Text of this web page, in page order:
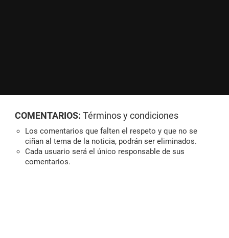
COMENTARIOS: Términos y condiciones
Los comentarios que falten el respeto y que no se
ciñan al tema de la noticia, podrán ser eliminados.
Cada usuario será el único responsable de sus
comentarios.